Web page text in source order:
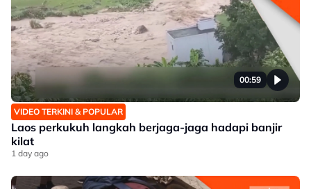
00:59
VIDEO TERKINI & POPULAR
Laos perkukuh langkah berjaga-jaga hadapi banjir
kilat
1 day ago